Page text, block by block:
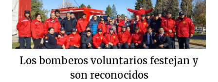
Los bomberos voluntarios festejan y
son reconocidos